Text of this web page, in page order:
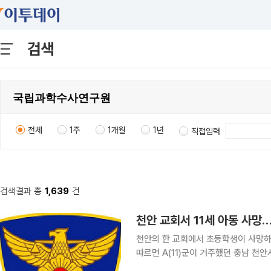
검색
전체 1주 1개월 1년 직접입력
검색결과 총 1,639 건
천안 교회서 11세 아동 사망
천안의 한 교회에서 초등학생이 사망하는 사
따르면 A(11)군이 거주했던 충남 천